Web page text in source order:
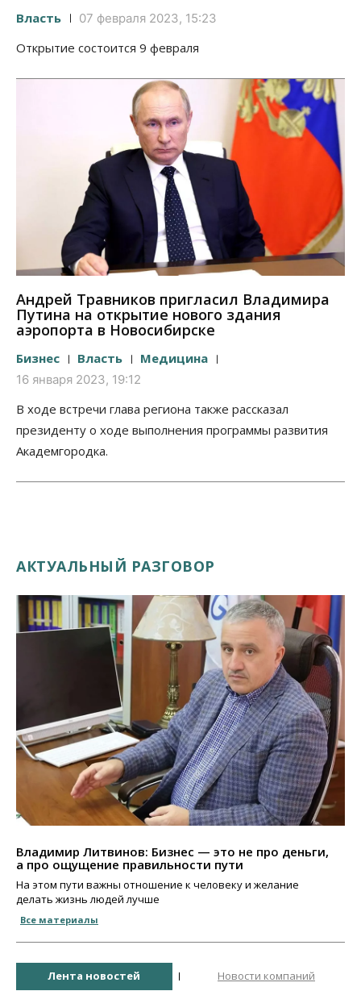
Власть 07 февраля 2023, 15:23
Открытие состоится 9 февраля
Андрей Травников пригласил Владимира
Путина на открытие нового здания
аэропорта в Новосибирске
Бизнес Власть Медицина
16 января 2023, 19:12
В ходе встречи глава региона также рассказал
президенту о ходе выполнения программы развития
Академгородка.
АКТУАЛЬНЫЙ РАЗГОВОР
Владимир Литвинов: Бизнес — это не про деньги,
а про ощущение правильности пути
На этом пути важны отношение к человеку и желание
делать жизнь людей лучше
Все материалы
Лента новостей Новости компаний